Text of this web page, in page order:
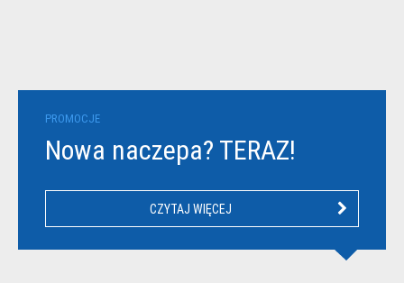
PROMOCJE
Nowa naczepa? TERAZ!
CZYTAJ WIĘCEJ